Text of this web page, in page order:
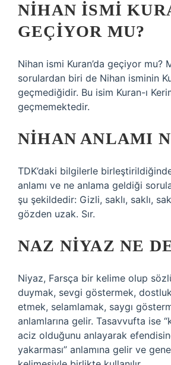
NIHAN ISMI
GEÇIYOR MU?
Nihan ismi Kuran’da geçiyor mu?
sorulardan biri de Nihan isminin
geçmediğidir. Bu isim Kuran-ı
geçmemektedir.
NIHAN ANLAMI
TDK’daki bilgilerle
anlamı ve ne anlama geldiği
şu şekildedir: Gizli, saklı, saklı,
gözden uzak. Sır.
NAZ NIYAZ NE
Niyaz, Farsça bir kelime olup
duymak, sevgi göstermek,
etmek, selamlamak, saygı
anlamlarına gelir. Tasavvufta ise
aciz olduğunu anlayarak
yakarması” anlamına gelir ve